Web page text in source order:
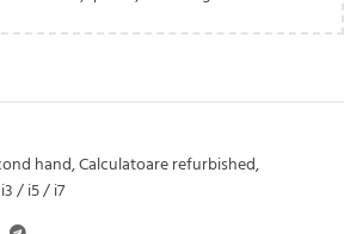
hand,Calculatoare refurbished,
/ i5 / i7